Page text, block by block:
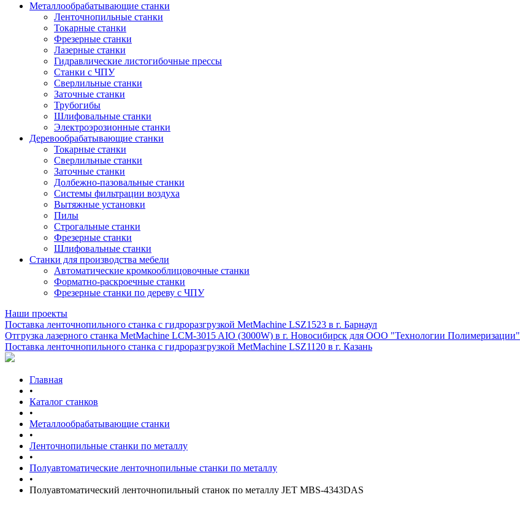
Металлообрабатывающие станки
Ленточнопильные станки
Токарные станки
Фрезерные станки
Лазерные станки
Гидравлические листогибочные прессы
Станки с ЧПУ
Сверлильные станки
Заточные станки
Трубогибы
Шлифовальные станки
Электроэрозионные станки
Деревообрабатывающие станки
Токарные станки
Сверлильные станки
Заточные станки
Долбежно-пазовальные станки
Системы фильтрации воздуха
Вытяжные установки
Пилы
Строгальные станки
Фрезерные станки
Шлифовальные станки
Станки для производства мебели
Автоматические кромкооблицовочные станки
Форматно-раскроечные станки
Фрезерные станки по дереву с ЧПУ
Наши проекты
Поставка ленточнопильного станка c гидроразгрузкой MetMachine LSZ1523 в г. Барнаул
Отгрузка лазерного станка MetMachine LCM-3015 AIO (3000W) в г. Новосибирск для ООО "Технологии Полимеризации"
Поставка ленточнопильного станка c гидроразгрузкой MetMachine LSZ1120 в г. Казань
Главная
•
Каталог станков
•
Металлообрабатывающие станки
•
Ленточнопильные станки по металлу
•
Полуавтоматические ленточнопильные станки по металлу
•
Полуавтоматический ленточнопильный станок по металлу JET MBS-4343DAS